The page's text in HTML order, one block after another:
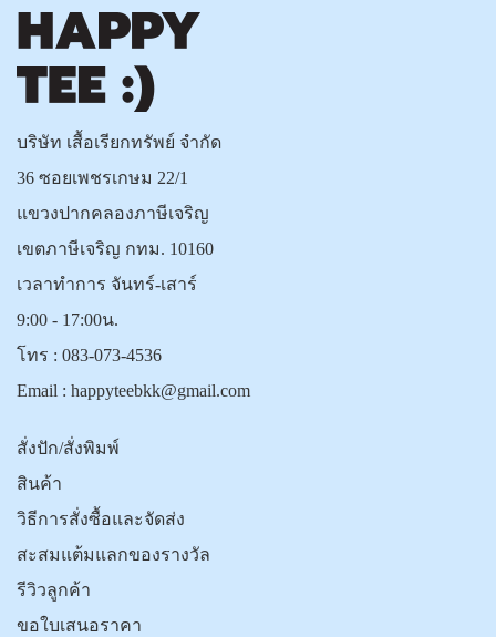
บริษัท เสื้อเรียกทรัพย์ จำกัด
36 ซอยเพชรเกษม 22/1
แขวงปากคลองภาษีเจริญ
เขตภาษีเจริญ กทม. 10160
เวลาทำการ จันทร์-เสาร์
9:00 - 17:00น.
โทร : 083-073-4536
Email : happyteebkk@gmail.com
สั่งปัก/สั่งพิมพ์
สินค้า
วิธีการสั่งซื้อและจัดส่ง
สะสมแต้มแลกของรางวัล
รีวิวลูกค้า
ขอใบเสนอราคา